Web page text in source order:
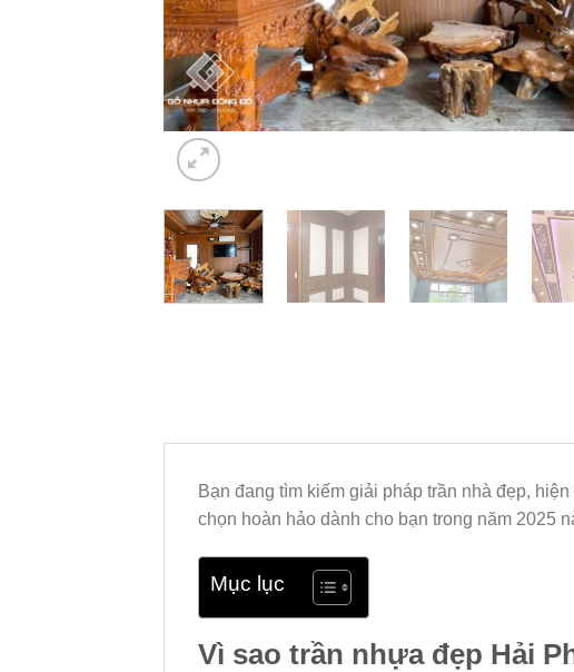
Bạn đang tìm kiếm giải pháp trần nhà đẹp,
chọn hoàn hảo dành cho bạn trong năm 2025
Mục lục
Vì sao trần nhựa đẹp Hải